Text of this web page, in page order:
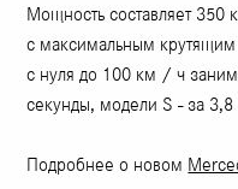
Мощность составляет 350
с максимальным
с нуля до 100 км / ч
секунды, модели S - за 3,8
Подробнее о новом